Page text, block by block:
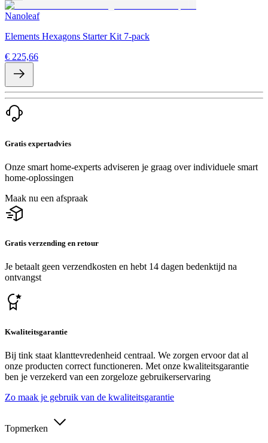
Nanoleaf
Elements Hexagons Starter Kit 7-pack
€ 225,66
Gratis expertadvies
Onze smart home-experts adviseren je graag over individuele smart
home-oplossingen
Maak nu een afspraak
Gratis verzending en retour
Je betaalt geen verzendkosten en hebt 14 dagen bedenktijd na
ontvangst
Kwaliteitsgarantie
Bij tink staat klanttevredenheid centraal. We zorgen ervoor dat al
onze producten correct functioneren. Met onze kwaliteitsgarantie
ben je verzekerd van een zorgeloze gebruikerservaring
Zo maak je gebruik van de kwaliteitsgarantie
Topmerken